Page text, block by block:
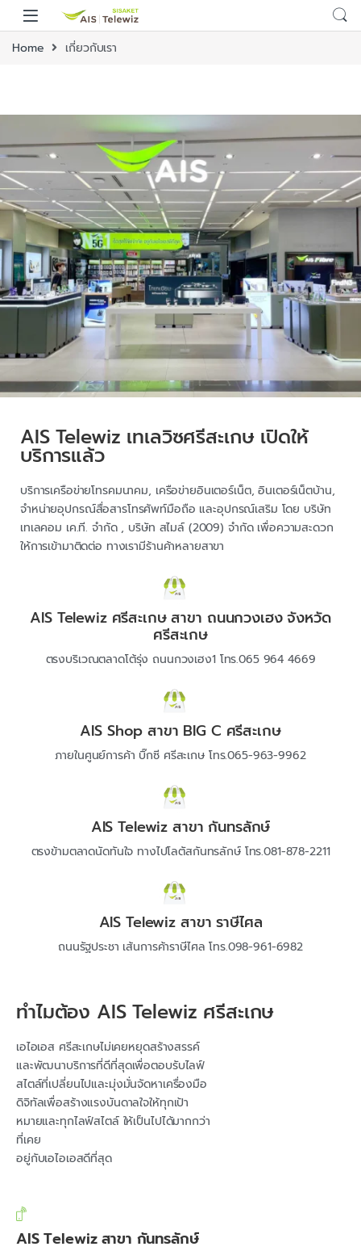
Home เกี่ยวกับเรา
AIS Telewiz เทเลวิซศรีสะเกษ เปิดให้
บริการแล้ว
บริการเครือข่ายโทรคมนาคม, เครือข่ายอินเตอร์เน็ต, อินเตอร์เน็ตบ้าน,
จำหน่ายอุปกรณ์สื่อสารโทรศัพท์มือถือ และอุปกรณ์เสริม โดย บริษัท
เทเลคอม เค.ที. จำกัด , บริษัท สไมล์ (2009) จำกัด เพื่อความสะดวก
ให้การเข้ามาติดต่อ ทางเรามีร้านค้าหลายสาขา
AIS Telewiz ศรีสะเกษ สาขา ถนนกวงเฮง จังหวัด
ศรีสะเกษ
ตรงบริเวณตลาดโต้รุ่ง ถนนกวงเฮง1 โทร.065 964 4669
AIS Shop สาขา BIG C ศรีสะเกษ
ภายในศูนย์การค้า บิ๊กซี ศรีสะเกษ โทร.065-963-9962
AIS Telewiz สาขา กันทรลักษ์
ตรงข้ามตลาดนัดทันใจ ทางไปโลตัสกันทรลักษ์ โทร.081-878-2211
AIS Telewiz สาขา ราษีไศล
ถนนรัฐประชา เส้นการค้าราษีไศล โทร.098-961-6982
ทำไมต้อง AIS Telewiz ศรีสะเกษ
เอไอเอส ศรีสะเกษไม่เคยหยุดสร้างสรรค์
และพัฒนาบริการที่ดีที่สุดเพื่อตอบรับไลฟ์
สไตล์ที่เปลี่ยนไปและมุ่งมั่นจัดหาเครื่องมือ
ดิจิทัลเพื่อสร้างแรงบันดาลใจให้ทุกเป้า
หมายและทุกไลฟ์สไตล์ ให้เป็นไปได้มากกว่า
ที่เคย
อยู่กับเอไอเอสดีที่สุด
AIS Telewiz สาขา กันทรลักษ์